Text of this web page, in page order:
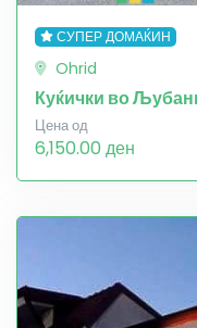
СУПЕР ДОМАЌИН
Ohrid
Куќички во
Цена од
6,150.00 ден